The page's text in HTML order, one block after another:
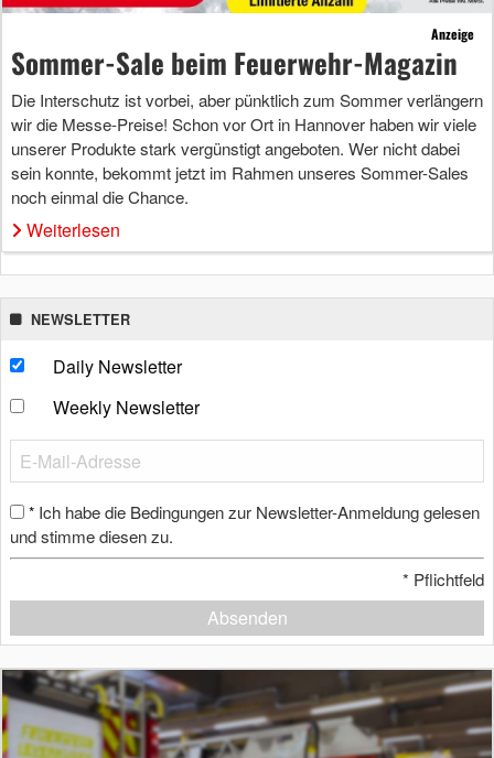
Anzeige
Sommer-Sale beim Feuerwehr-Magazin
Die Interschutz ist vorbei, aber pünktlich zum Sommer verlängern
wir die Messe-Preise! Schon vor Ort in Hannover haben wir viele
unserer Produkte stark vergünstigt angeboten. Wer nicht dabei
sein konnte, bekommt jetzt im Rahmen unseres Sommer-Sales
noch einmal die Chance.
Weiterlesen
NEWSLETTER
Daily Newsletter
Weekly Newsletter
* Ich habe die Bedingungen zur Newsletter-Anmeldung gelesen
und stimme diesen zu.
* Pflichtfeld
Absenden